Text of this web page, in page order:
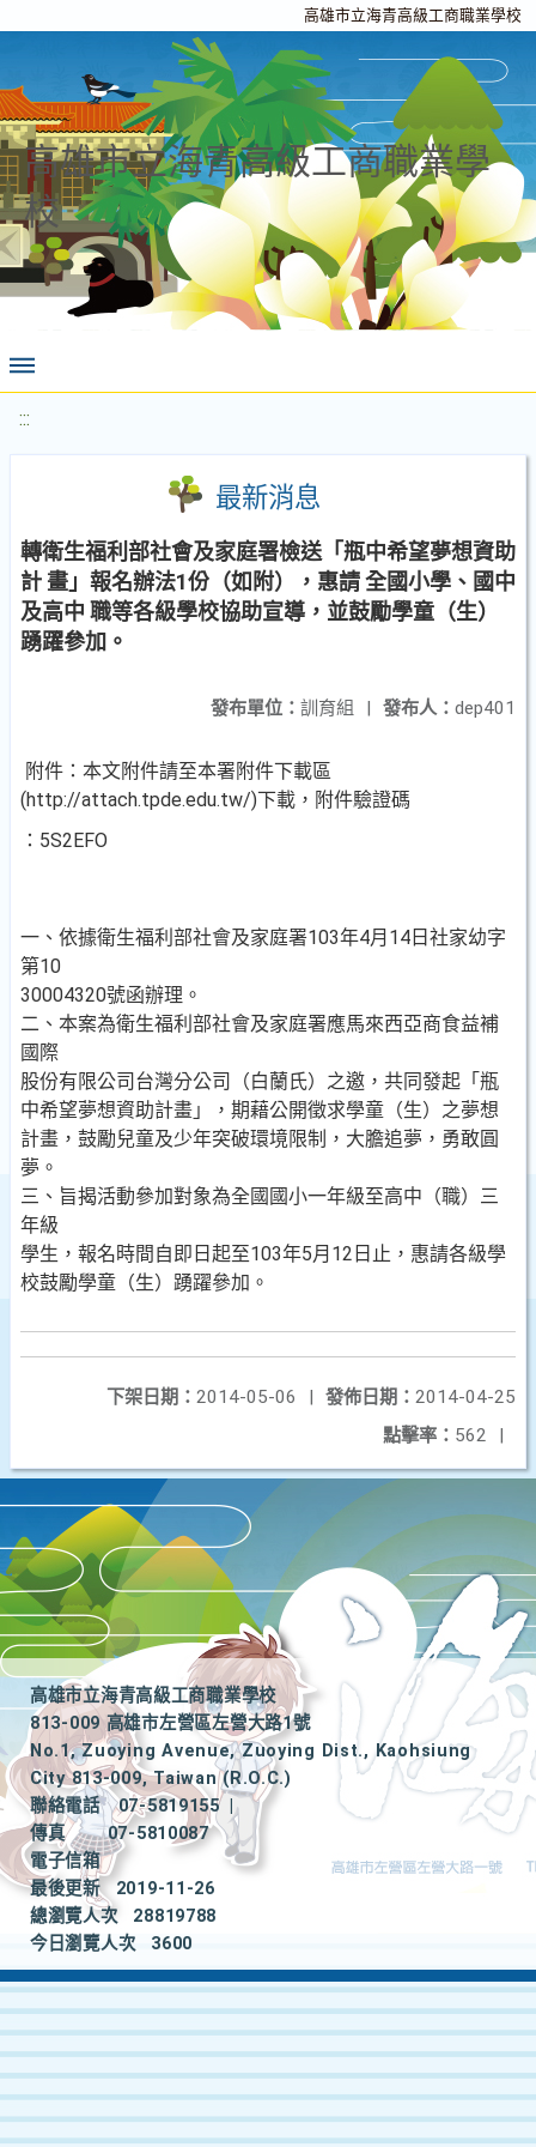
高雄市立海青高級工商職業學校
高雄市立海青高級工商職業學
校
:::
最新消息
轉衛生福利部社會及家庭署檢送「瓶中希望夢想資助
計 畫」報名辦法1份（如附），惠請 全國小學、國中
及高中 職等各級學校協助宣導，並鼓勵學童（生）
踴躍參加。
發布人： dep401
發布單位： 訓育組 |
附件：本文附件請至本署附件下載區
(http://attach.tpde.edu.tw/)下載，附件驗證碼
：5S2EFO
一、依據衛生福利部社會及家庭署103年4月14日社家幼字
第10
30004320號函辦理。
二、本案為衛生福利部社會及家庭署應馬來西亞商食益補
國際
股份有限公司台灣分公司（白蘭氏）之邀，共同發起「瓶
中希望夢想資助計畫」，期藉公開徵求學童（生）之夢想
計畫，鼓勵兒童及少年突破環境限制，大膽追夢，勇敢圓
夢。
三、旨揭活動參加對象為全國國小一年級至高中（職）三
年級
學生，報名時間自即日起至103年5月12日止，惠請各級學
校鼓勵學童（生）踴躍參加。
發佈日期： 2014-04-25
下架日期： 2014-05-06
|
點擊率： 562 |
高雄市立海青高級工商職業學校
813-009 高雄市左營區左營大路1號
No.1, Zuoying Avenue, Zuoying Dist., Kaohsiung
City 813-009, Taiwan (R.O.C.)
聯絡電話
07-5819155
|
傳真
07-5810087
電子信箱
最後更新
2019-11-26
總瀏覽人次
28819788
今日瀏覽人次
3600